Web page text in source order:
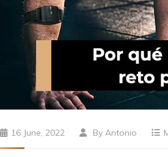
16 June, 2022 By Antonio